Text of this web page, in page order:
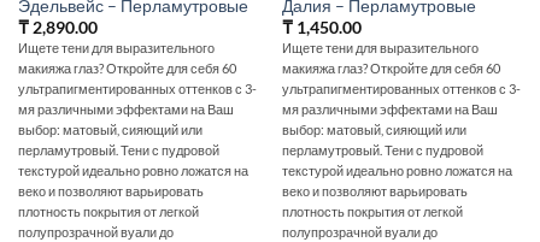
Эдельвейс – Перламутровые
₸2,890.00
Ищете тени для выразительного
макияжа глаз? Откройте для себя 60
ультрапигментированных оттенков с 3-
мя различными эффектами на Ваш
выбор: матовый, сияющий или
перламутровый. Тени с пудровой
текстурой идеально ровно ложатся на
веко и позволяют варьировать
плотность покрытия от легкой
полупрозрачной вуали до
Далия – Перламутровые
₸1,450.00
Ищете тени для выразительного
макияжа глаз? Откройте для себя 60
ультрапигментированных оттенков с 3-
мя различными эффектами на Ваш
выбор: матовый, сияющий или
перламутровый. Тени с пудровой
текстурой идеально ровно ложатся на
веко и позволяют варьировать
плотность покрытия от легкой
полупрозрачной вуали до